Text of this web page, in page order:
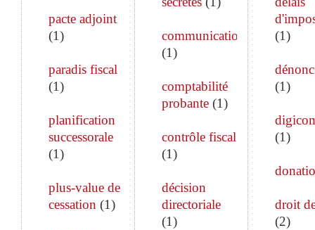
pacte adjoint
(1)
paradis fiscal
(1)
planification
successorale
(1)
plus-value de
cessation (1)
communication
(1)
comptabilité
probante(1)
contrôle fiscal
(1)
décision
directoriale
(1)
(1)
(1)
(1)
droit
(2)